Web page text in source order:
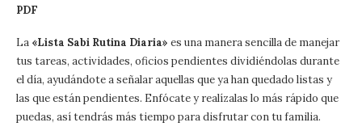
PDF
La «Lista Sabi Rutina Diaria» es una manera sencilla de manejar
tus tareas, actividades, oficios pendientes dividiéndolas durante
el día, ayudándote a señalar aquellas que ya han quedado listas y
las que están pendientes. Enfócate y realízalas lo más rápido que
puedas, así tendrás más tiempo para disfrutar con tu familia.